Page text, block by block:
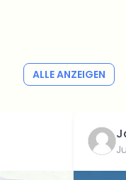
ALLE ANZEIGEN